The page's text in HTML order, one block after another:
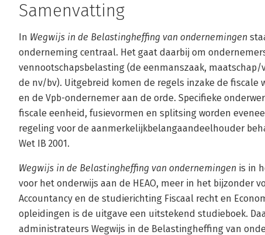
Samenvatting
In Wegwijs in de Belastingheffing van ondernemingen
onderneming centraal. Het gaat daarbij om
vennootschapsbelasting (de eenmanszaak,
de nv/bv). Uitgebreid komen de regels inzake de
en de Vpb-ondernemer aan de orde. Specifieke
fiscale eenheid, fusievormen en splitsing worden
regeling voor de aanmerkelijkbelangaandeelhouder
Wet IB 2001.
Wegwijs in de Belastingheffing van ondernemingen is in
voor het onderwijs aan de HEAO, meer in het bijzonder
Accountancy en de studierichting Fiscaal recht en
opleidingen is de uitgave een uitstekend studieboek.
administrateurs Wegwijs in de Belastingheffing van